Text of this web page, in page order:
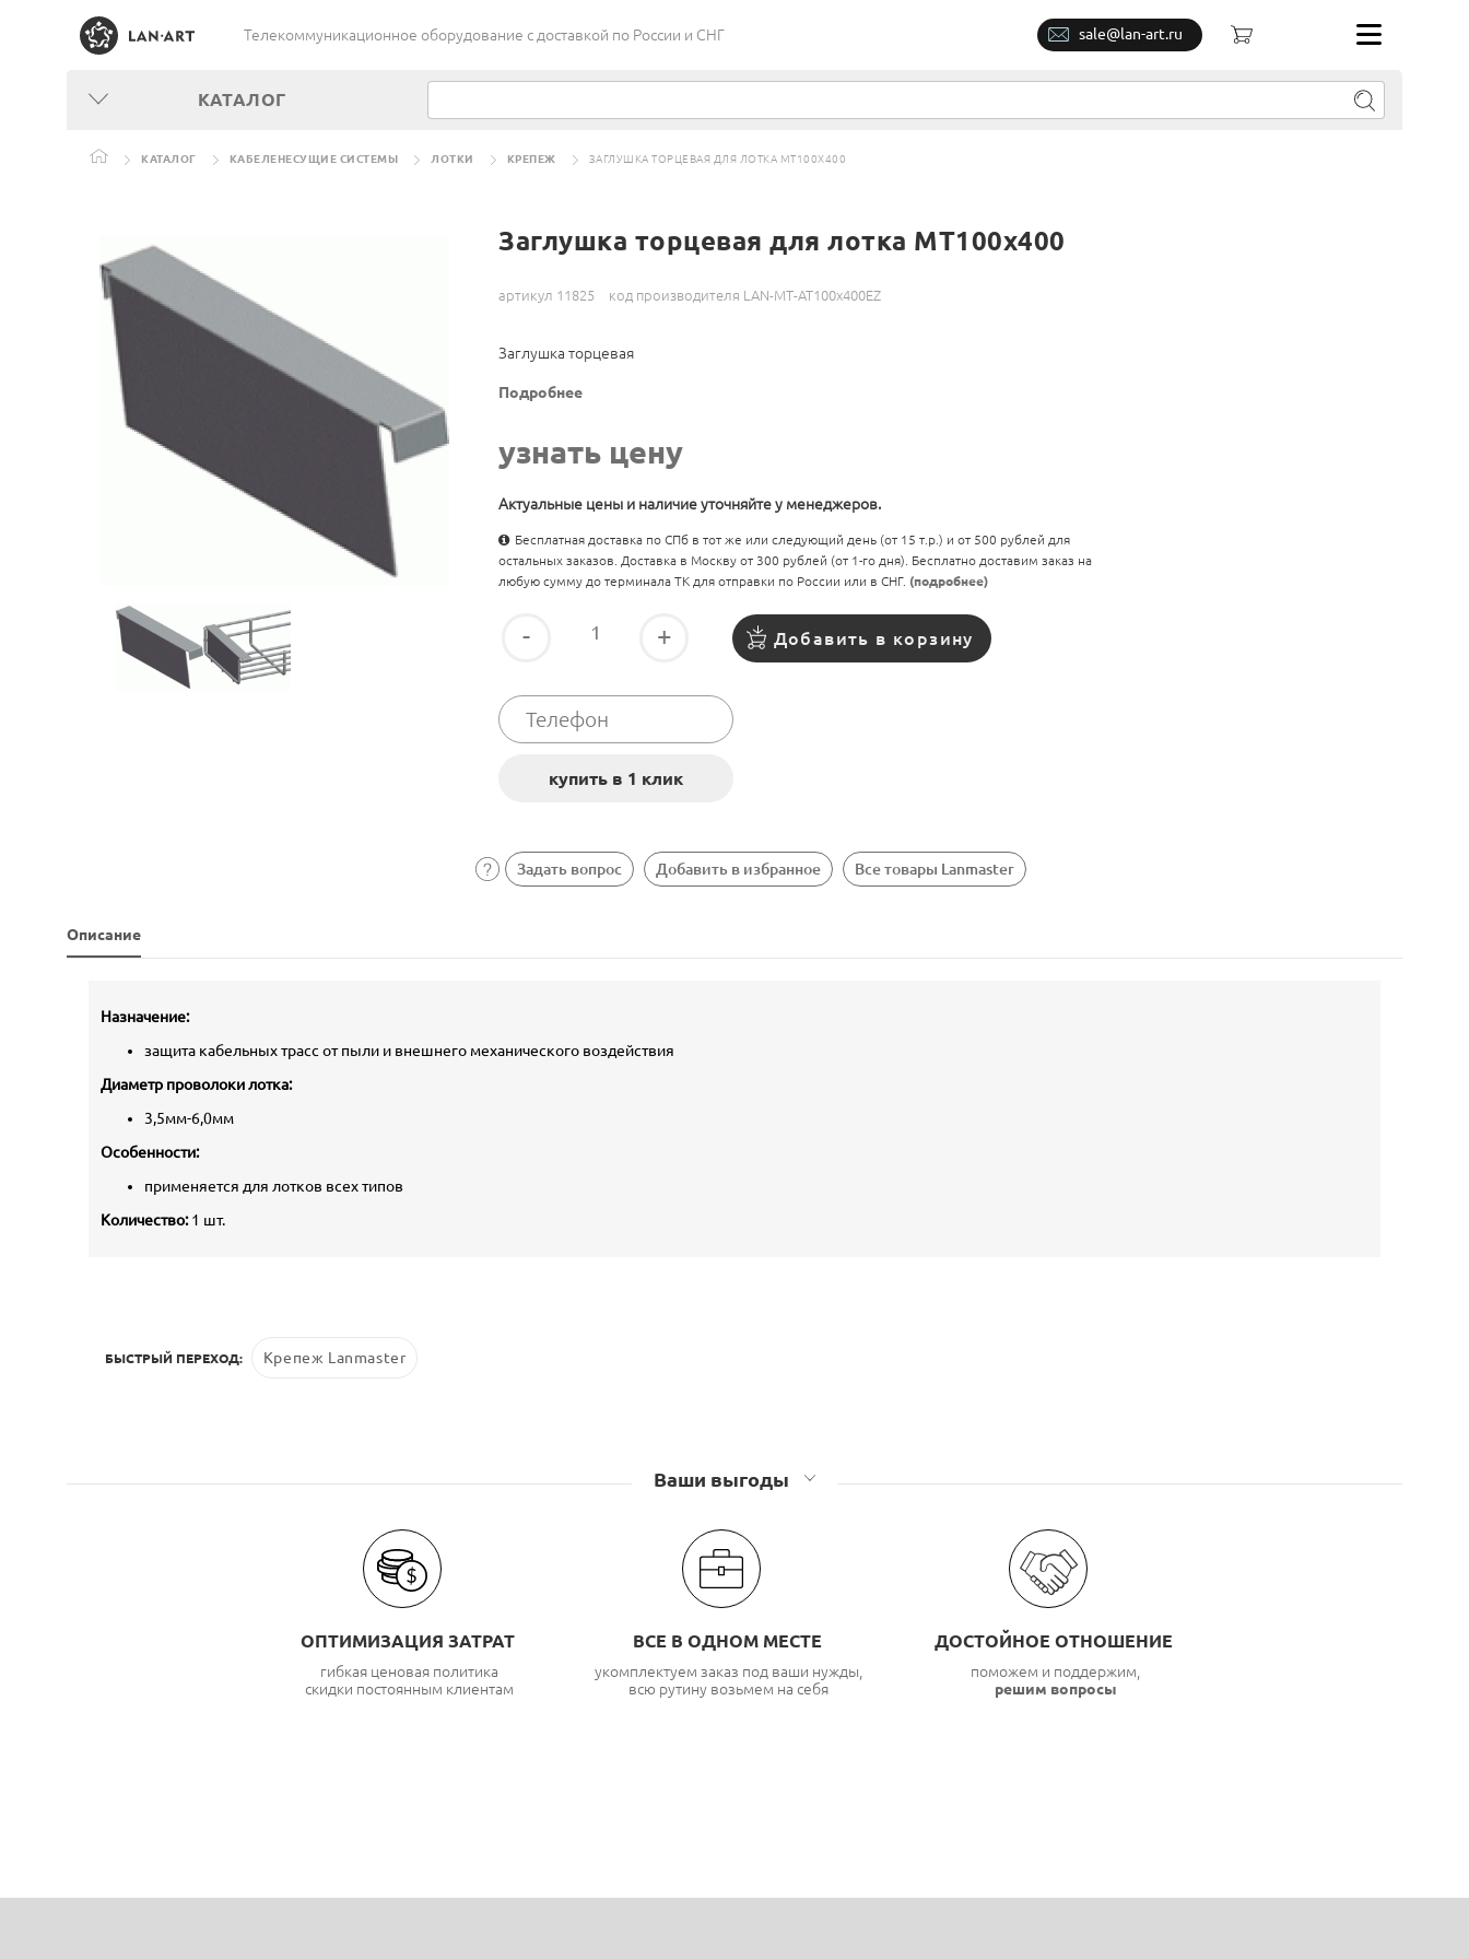
Телекоммуникационное оборудование c доставкой по России и СНГ sale@lan-art.ru
КАТАЛОГ
КАТАЛОГ КАБЕЛЕНЕСУЩИЕ СИСТЕМЫ ЛОТКИ КРЕПЕЖ ЗАГЛУШКА ТОРЦЕВАЯ ДЛЯ ЛОТКА MT100X400
Заглушка торцевая для лотка MT100x400
артикул 11825 код производителя LAN-MT-AT100x400EZ
Заглушка торцевая
Подробнее
узнать цену
Актуальные цены и наличие уточняйте у менеджеров.
Бесплатная доставка по СПб в тот же или следующий день (от 15 т.р.) и от 500 рублей для
остальных заказов. Доставка в Москву от 300 рублей (от 1-го дня). Бесплатно доставим заказ на
любую сумму до терминала ТК для отправки по России или в СНГ. (подробнее)
- + Добавить в корзину
Задать вопрос Добавить в избранное Все товары Lanmaster
Описание
Назначение:
защита кабельных трасс от пыли и внешнего механического воздействия
Диаметр проволоки лотка:
3,5мм-6,0мм
Особенности:
применяется для лотков всех типов
Количество:1 шт.
БЫСТРЫЙ ПЕРЕХОД: Крепеж Lanmaster
Ваши выгоды
ОПТИМИЗАЦИЯ ЗАТРАТ
гибкая ценовая политика
скидки постоянным клиентам
ВСЕ В ОДНОМ МЕСТЕ
укомплектуем заказ под ваши нужды,
всю рутину возьмем на себя
ДОСТОЙНОЕ ОТНОШЕНИЕ
поможем и поддержим,
решим вопросы